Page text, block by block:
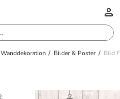
Wanddekoration Bilder & Poster Bild